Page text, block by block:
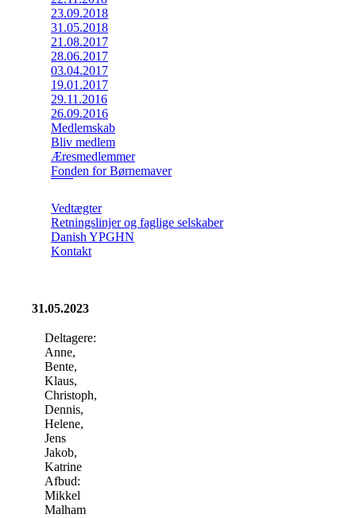
23.09.2018
31.05.2018
21.08.2017
28.06.2017
03.04.2017
19.01.2017
29.11.2016
26.09.2016
Medlemskab
Bliv medlem
Æresmedlemmer
Fonden for Børnemaver
Vedtægter
Retningslinjer og faglige selskaber
Danish YPGHN
Kontakt
31.05.2023
Deltagere:
Anne,
Bente,
Klaus,
Christoph,
Dennis,
Helene,
Jens
Jakob,
Katrine
Afbud:
Mikkel
Malham